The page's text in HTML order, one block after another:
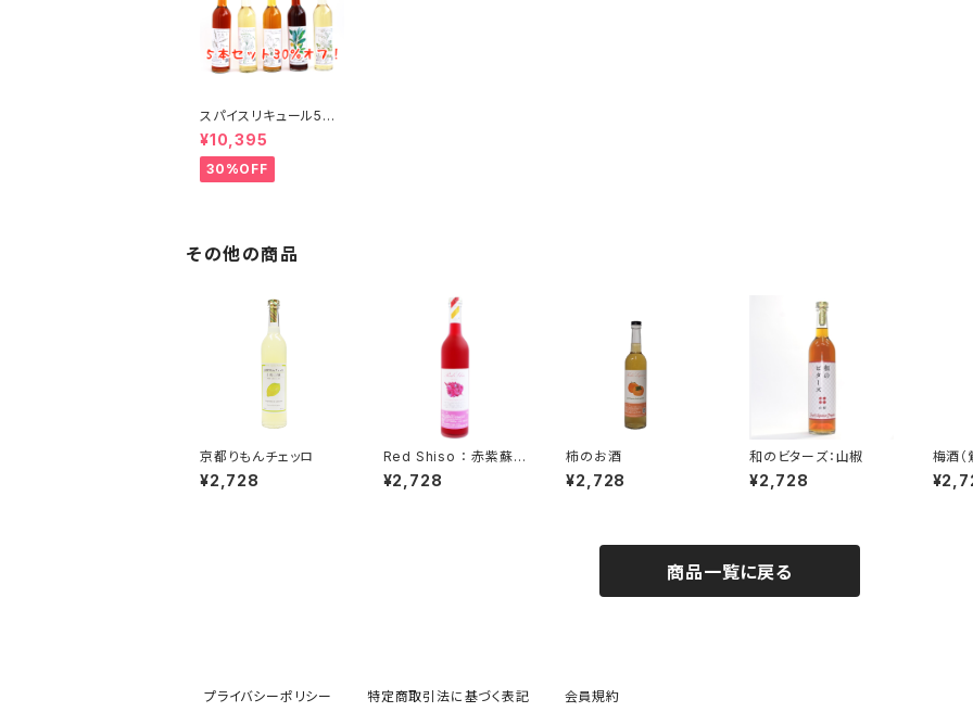
スパイスリキュール5本
セット [ BAR向け ]
¥10,395
30%OFF
その他の商品
京都りもんチェッロ
¥2,728
Red Shiso ： 赤紫蘇リ
キュール
¥2,728
柿のお酒
¥2,728
和のビターズ：山椒
¥2,728
梅酒（
商品一覧に戻る
プライバシーポリシー 特定商取引法に基づく表記 会員規約